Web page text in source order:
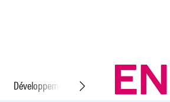
Développement durable Droit du travail